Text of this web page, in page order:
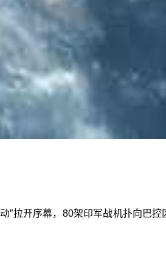
”拉开序幕，80架印军战机扑向巴